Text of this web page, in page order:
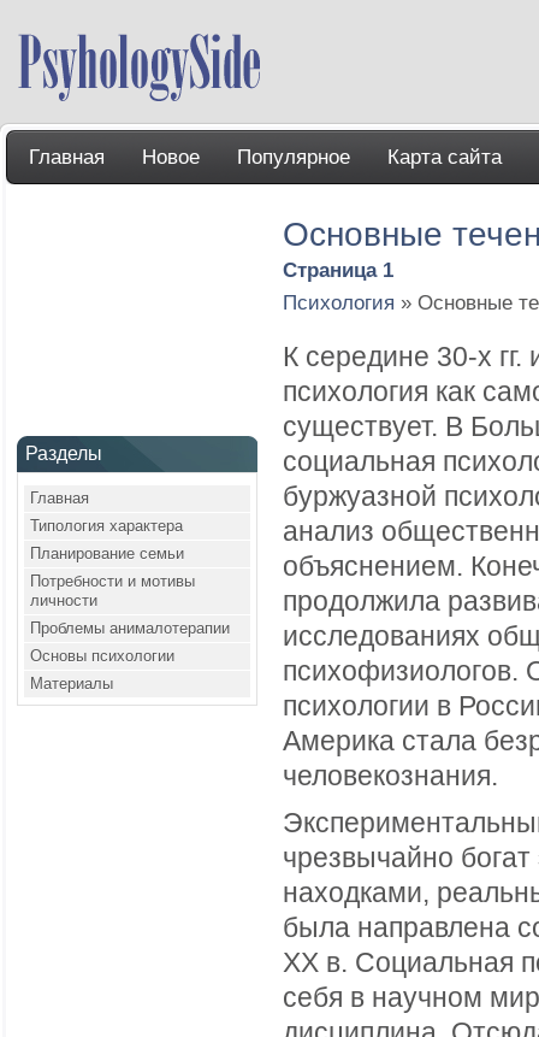
Главная Новое Популярное Карта сайта
Разделы
Главная
Типология характера
Планирование семьи
Потребности и мотивы
личности
Проблемы анималотерапии
Основы психологии
Материалы
Основные
Страница 1
Психология » Основные
К середине 30-х
психология как
существует. В
социальная
буржуазной
анализ
объяснением.
продолжила
исследованиях
психофизиологов.
психологии в
Америка стала
человекознания.
чрезвычайно
находками,
была направлена
XX в. Социальная
себя в научном